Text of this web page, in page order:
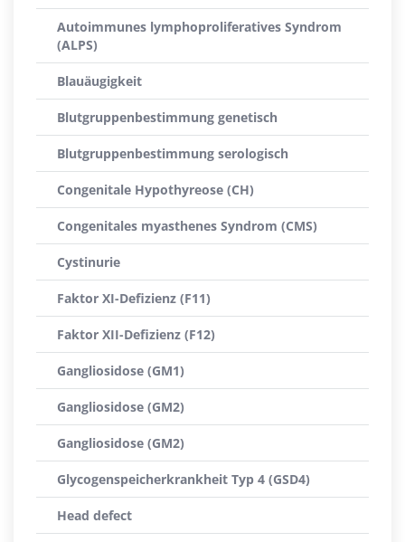
Autoimmunes lymphoproliferatives Syndrom
(ALPS)
Blauäugigkeit
Blutgruppenbestimmung genetisch
Blutgruppenbestimmung serologisch
Congenitale Hypothyreose (CH)
Congenitales myasthenes Syndrom (CMS)
Cystinurie
Faktor XI-Defizienz (F11)
Faktor XII-Defizienz (F12)
Gangliosidose (GM1)
Gangliosidose (GM2)
Gangliosidose (GM2)
Glycogenspeicherkrankheit Typ 4 (GSD4)
Head defect